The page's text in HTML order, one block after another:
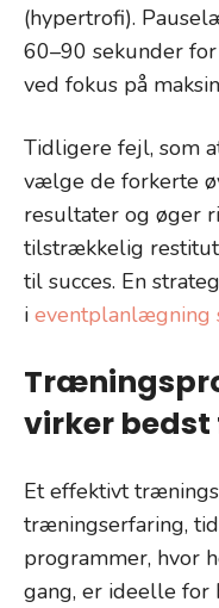
(hypertrofi).
60–90 sekunder
ved fokus på
Tidligere fejl, som
vælge de forkerte
resultater og øger
tilstrækkelig
til succes. En
i eventplanlægning
virker bedst
Et effektivt
træningserfaring,
programmer, hvor
gang, er ideelle for